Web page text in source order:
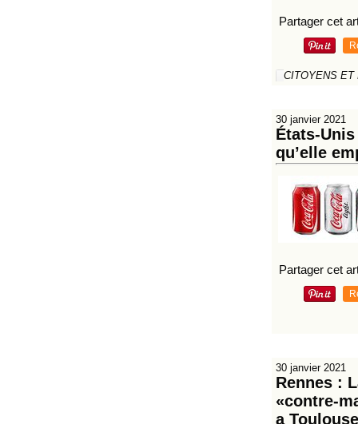
Partager cet
CITOYENS ET
30 janvier 2021
États-
qu’elle
Partager cet
30 janvier 2021
Rennes :
«contre-
a